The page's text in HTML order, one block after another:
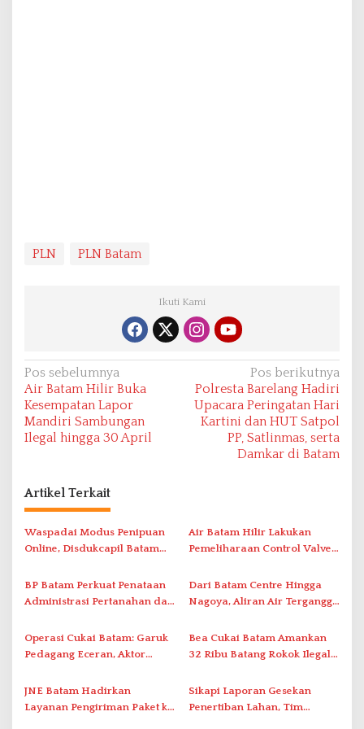
PLN PLN Batam
Ikuti Kami
N
a
v
i
a
s
i
p
o
s
Pos sebelumnya
Air Batam Hilir Buka
Kesempatan Lapor
Mandiri Sambungan
Ilegal hingga 30 April
Pos berikutnya
Polresta Barelang Hadiri
Upacara Peringatan Hari
Kartini dan HUT Satpol
PP, Satlinmas, serta
Damkar di Batam
Artikel Terkait
Waspadai Modus Penipuan
Online, Disdukcapil Batam
Tatap Muka
Air Batam Hilir Lakukan
Pemeliharaan Control Valve,
BP Batam Perkuat Penataan
Administrasi Pertanahan dan
Dari Batam Centre Hingga
Nagoya, Aliran Air Terganggu
Duriangkang
Operasi Cukai Batam: Garuk
Pedagang Eceran, Aktor
Tersentuh?
Bea Cukai Batam Amankan
32 Ribu Batang Rokok Ilegal
JNE Batam Hadirkan
Layanan Pengiriman Paket ke
Sikapi Laporan Gesekan
Penertiban Lahan, Tim